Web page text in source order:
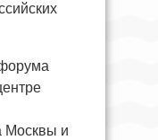
Москвы и